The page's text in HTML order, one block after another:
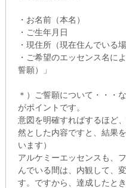
・お名前（本名）
・ご生年月日
・現住所（現在住んでいる場
・ご希望のエッセンス名に
誓願）」
＊）ご誓願について・・・
がポイントです。
意図を明確すればするほど
然とした内容ですと、結果
います）
アルケミーエッセンスも、
んでいる間は、内観して、
す。ですから、達成したと